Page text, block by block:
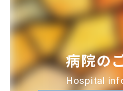
病院の
Hospital